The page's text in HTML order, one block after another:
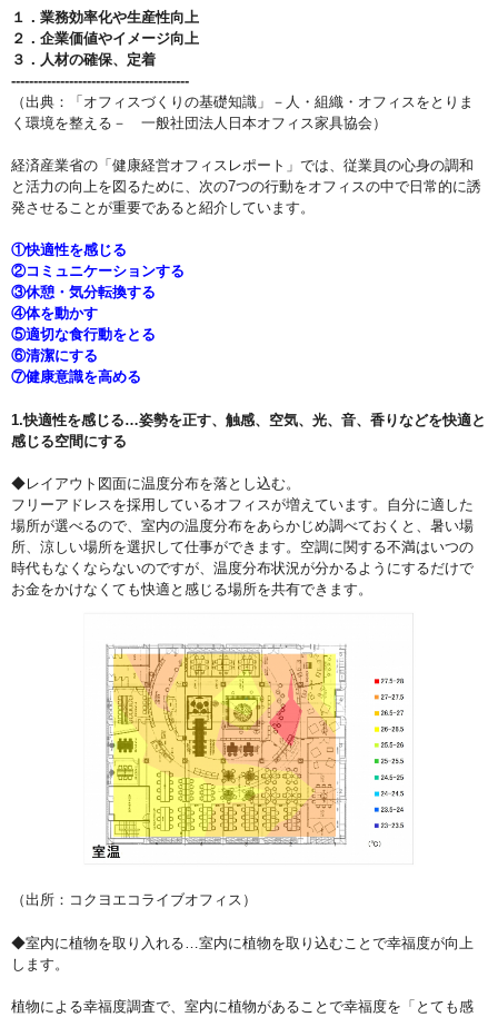
１．業務効率化や生産性向上
２．企業価値やイメージ向上
３．人材の確保、定着
----------------------------------------
（出典：「オフィスづくりの基礎知識」－人・組織・オフィスをとりま
く環境を整える－ 一般社団法人日本オフィス家具協会）
経済産業省の「健康経営オフィスレポート」では、従業員の心身の調和
と活力の向上を図るために、次の7つの行動をオフィスの中で日常的に誘
発させることが重要であると紹介しています。
①快適性を感じる
②コミュニケーションする
③休憩・気分転換する
④体を動かす
⑤適切な食行動をとる
⑥清潔にする
⑦健康意識を高める
1.快適性を感じる…姿勢を正す、触感、空気、光、音、香りなどを快適と
感じる空間にする
◆レイアウト図面に温度分布を落とし込む。
フリーアドレスを採用しているオフィスが増えています。自分に適した
場所が選べるので、室内の温度分布をあらかじめ調べておくと、暑い場
所、涼しい場所を選択して仕事ができます。空調に関する不満はいつの
時代もなくならないのですが、温度分布状況が分かるようにするだけで
お金をかけなくても快適と感じる場所を共有できます。
（出所：コクヨエコライブオフィス）
◆室内に植物を取り入れる…室内に植物を取り込むことで幸福度が向上
します。
植物による幸福度調査で、室内に植物があることで幸福度を「とても感